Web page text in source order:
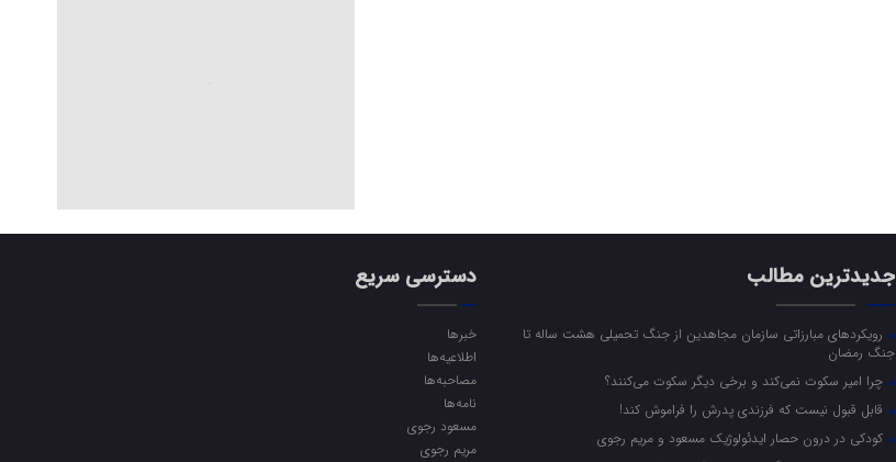
جدیدترین مطالب
رویکرد‌های مبارزاتی سازمان مجاهدین از جنگ تحمیلی هشت ساله تا
جنگ رمضان
چرا امیر سکوت نمی‌کند و برخی دیگر سکوت می‌کنند؟
قابل قبول نیست که فرزندی پدرش را فراموش کند!
کودکی در درون حصار ایدئولوژیک مسعود و مریم رجوی
دسترسی سریع
خبرها
اطلاعیه‌ها
مصاحبه‌ها
نامه‌ها
مسعود رجوی
مریم رجوی